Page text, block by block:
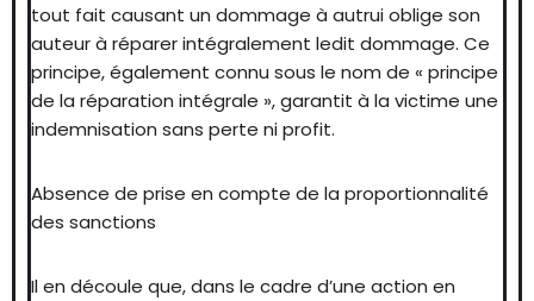
tout fait causant un dommage à autrui oblige son
auteur à réparer intégralement ledit dommage. Ce
principe, également connu sous le nom de « principe
de la réparation intégrale », garantit à la victime une
indemnisation sans perte ni profit.
Absence de prise en compte de la proportionnalité
des sanctions
Il en découle que, dans le cadre d’une action en